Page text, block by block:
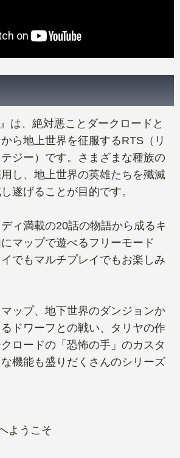
は、絶対悪ことダークロードと
ら地上世界を征服するRTS（リ
ジー）です。さまざまな種族の
し、地上世界の英雄たちを殲滅
遂げることが目的です。
ィ満載の20話の物語から成るキ
マップで遊べるフリーモード
でもマルチプレイでもお楽しみ
ップ、地下世界のダンジョンか
ドワーフとの戦い、タリヤの作
ロードの「恐怖の手」のカスタ
機能も盛りだくさんのシリーズ
ようこそ